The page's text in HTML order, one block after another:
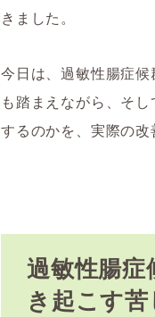
きました。
今日は、過敏性腸症
も踏まえながら、そ
するのかを、実際の改
過敏性腸
き起こす